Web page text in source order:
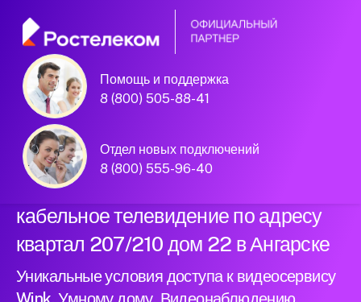
Помощь и поддержка
8 (800) 505-88-41
Отдел новых подключений
8 (800) 555-96-40
Официальный
партнер Ростелеком
Подключили новый интернет и
кабельное телевидение по адресу
квартал 207/210 дом 22 в Ангарске
Уникальные условия доступа к видеосервису